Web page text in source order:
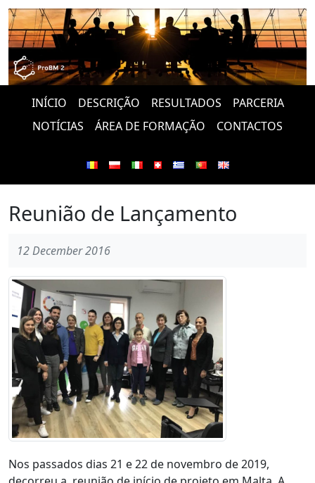
INÍCIO DESCRIÇÃO RESULTADOS
PARCERIA
NOTÍCIAS
ÁREA DE FORMAÇÃO CONTACTOS
Reunião de Lançamento
12 December 2016
Nos passados dias 21 e 22 de novembro de 2019,